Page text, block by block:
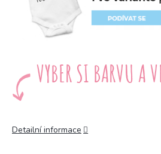
Detailní informace